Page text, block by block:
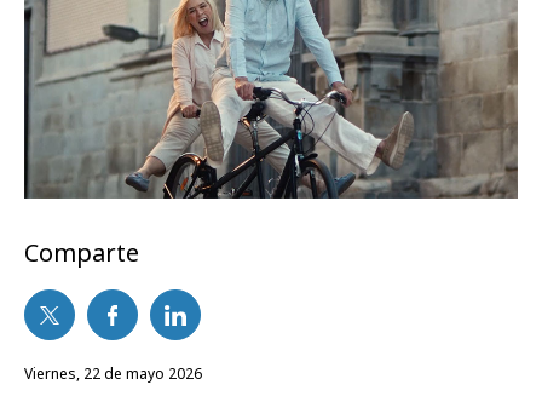
Comparte
viernes, 22 de mayo 2026